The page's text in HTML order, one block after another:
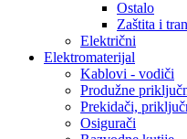
Ostalo
Zaštita i
Električni
Elektromaterijal
Kablovi - vodiči
Produžne
Prekidači,
Osigurači